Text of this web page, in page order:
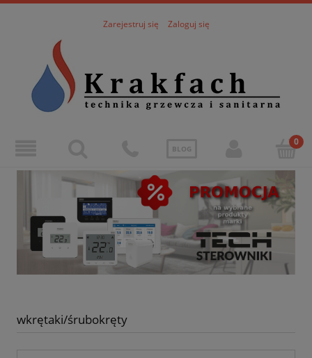
Zarejestruj się Zaloguj się
BLOG
wkrętaki/śrubokręty